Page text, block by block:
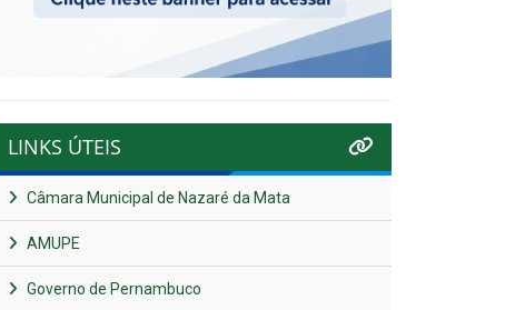
LINKS ÚTEIS
Câmara Municipal de Nazaré da Mata
AMUPE
Governo de Pernambuco